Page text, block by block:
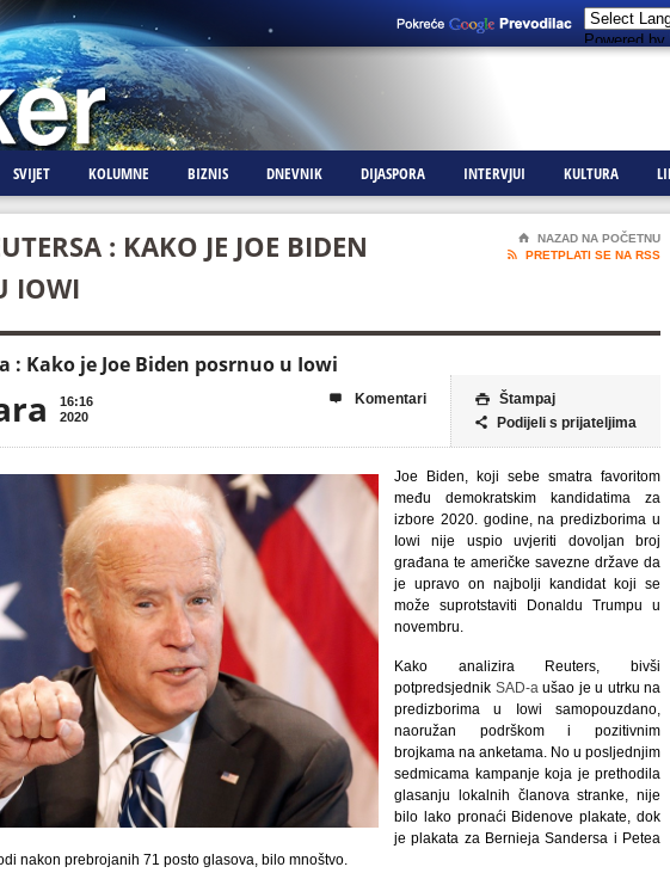
Powered by
SVIJET KOLUMNE BIZNIS DNEVNIK DIJASPORA INTERVJUI KULTURA
: KAKO JE JOE BIDEN
IOWI
⌂
NAZAD NA POČETNU

PRETPLATI SE NA RSS
: Kako je Joe Biden posrnuo u Iowi
16:16
2020
 Štampaj
 Podijeli s prijateljima
 Komentari
Joe Biden, koji sebe smatra favoritom
među demokratskim kandidatima za
izbore 2020. godine, na predizborima u
Iowi nije uspio uvjeriti dovoljan broj
građana te američke savezne države da
je upravo on najbolji kandidat koji se
može suprotstaviti Donaldu Trumpu u
novembru.
Kako analizira Reuters, bivši
potpredsjednik SAD-a ušao je u utrku na
predizborima u Iowi samopouzdano,
naoružan podrškom i pozitivnim
brojkama na anketama. No u posljednjim
sedmicama kampanje koja je prethodila
glasanju lokalnih članova stranke, nije
bilo lako pronaći Bidenove plakate, dok
je plakata za Bernieja Sandersa i Petea
nakon prebrojanih 71 posto glasova, bilo mnoštvo.